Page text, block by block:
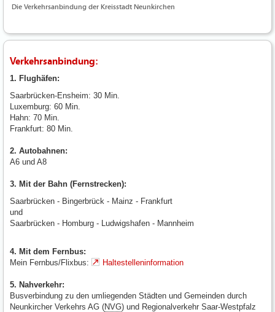
Die Verkehrsanbindung der Kreisstadt Neunkirchen
Verkehrsanbindung:
1. Flughäfen:
Saarbrücken-Ensheim: 30 Min.
Luxemburg: 60 Min.
Hahn: 70 Min.
Frankfurt: 80 Min.
2. Autobahnen:
A6 und A8
3. Mit der Bahn (Fernstrecken):
Saarbrücken - Bingerbrück - Mainz - Frankfurt
und
Saarbrücken - Homburg - Ludwigshafen - Mannheim
4. Mit dem Fernbus:
Mein Fernbus/Flixbus:
Haltestelleninformation
5. Nahverkehr:
Busverbindung zu den umliegenden Städten und Gemeinden durch
Neunkircher Verkehrs AG (NVG) und Regionalverkehr Saar-Westpfalz